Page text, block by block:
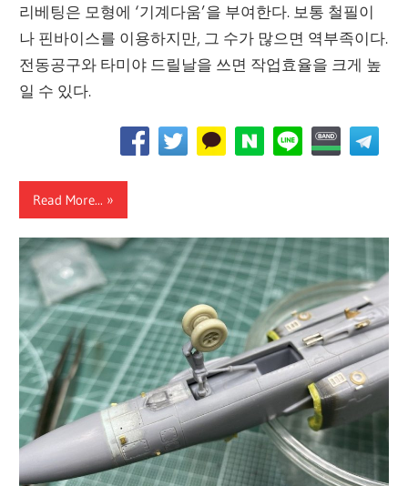
리베팅은 모형에 ‘기계다움’을 부여한다. 보통 철필이
나 핀바이스를 이용하지만, 그 수가 많으면 역부족이다.
전동공구와 타미야 드릴날을 쓰면 작업효율을 크게 높
일 수 있다.
Read More...